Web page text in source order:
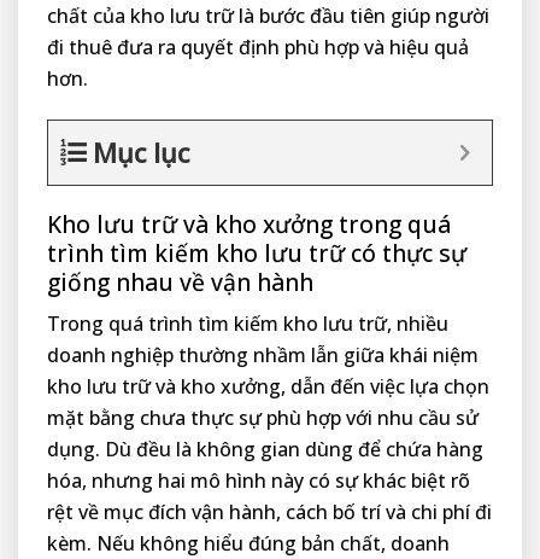
chất của kho lưu trữ là bước đầu tiên giúp người
đi thuê đưa ra quyết định phù hợp và hiệu quả
hơn.
Mục lục
Kho lưu trữ và kho xưởng trong quá
trình tìm kiếm kho lưu trữ có thực sự
giống nhau về vận hành
Trong quá trình tìm kiếm kho lưu trữ, nhiều
doanh nghiệp thường nhầm lẫn giữa khái niệm
kho lưu trữ và kho xưởng, dẫn đến việc lựa chọn
mặt bằng chưa thực sự phù hợp với nhu cầu sử
dụng. Dù đều là không gian dùng để chứa hàng
hóa, nhưng hai mô hình này có sự khác biệt rõ
rệt về mục đích vận hành, cách bố trí và chi phí đi
kèm. Nếu không hiểu đúng bản chất, doanh